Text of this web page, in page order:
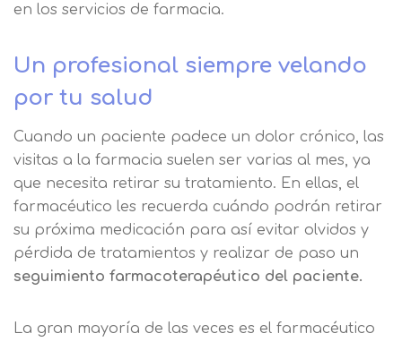
en los servicios de farmacia.
Un profesional siempre velando
por tu salud
Cuando un paciente padece un dolor crónico, las
visitas a la farmacia suelen ser varias al mes, ya
que necesita retirar su tratamiento. En ellas, el
farmacéutico les recuerda cuándo podrán retirar
su próxima medicación para así evitar olvidos y
pérdida de tratamientos y realizar de paso un
seguimiento farmacoterapéutico del paciente.
La gran mayoría de las veces es el farmacéutico